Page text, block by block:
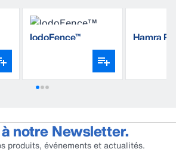
IodoFence™ Hamra
notre Newsletter.
produits, événements et actualités.